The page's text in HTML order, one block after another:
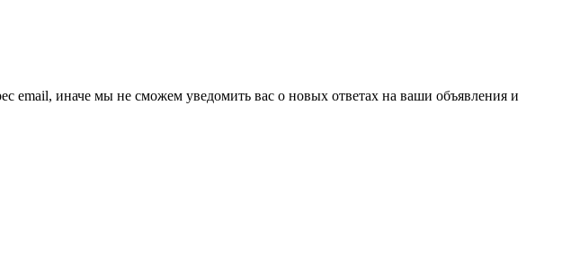
email, иначе мы не сможем уведомить вас о новых ответах на ваши объявления и